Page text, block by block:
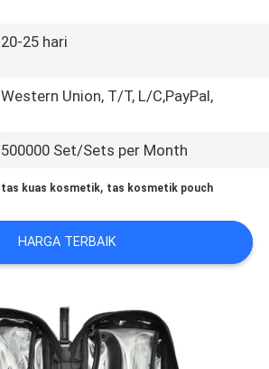
20-25 hari
Western Union, T/T, L/C,PayPal,
500000 Set/Sets per Month
tas kuas kosmetik, tas kosmetik pouch
HARGA TERBAIK